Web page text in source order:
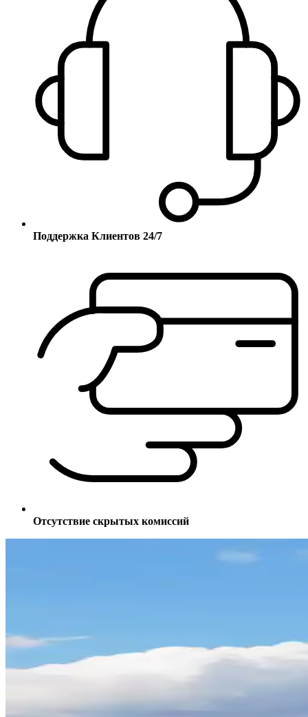
Поддержка Клиентов 24/7
Отсутствие скрытых комиссий